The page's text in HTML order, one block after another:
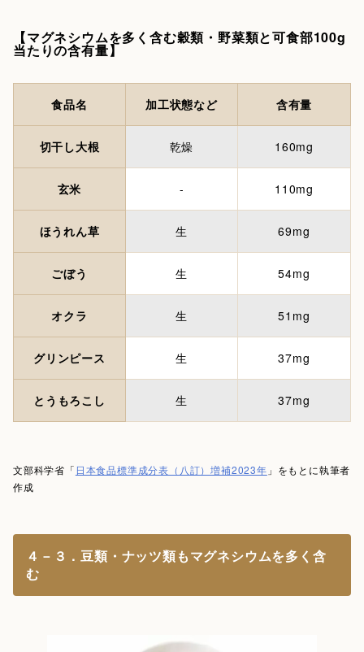
【マグネシウムを多く含む穀類・野菜類と可食部100g
当たりの含有量】
食品名 加工状態など 含有量
切干し大根 乾燥 160mg
玄米 - 110mg
ほうれん草 生 69mg
ごぼう 生 54mg
オクラ 生 51mg
グリンピース 生 37mg
とうもろこし 生 37mg
文部科学省「 日本食品標準成分表（八訂）増補2023年 」をもとに執筆者
作成
４－３．豆類・ナッツ類もマグネシウムを多く含
む